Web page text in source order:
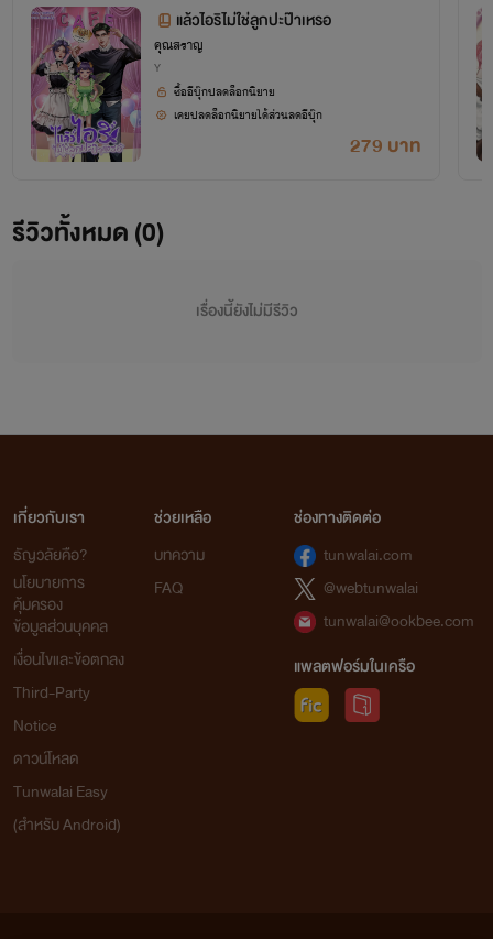
แล้วไอริไม่ใช่ลูกปะป๊าเหรอ
คุณสราญ
Y
279 บาท
ซื้ออีบุ๊กปลดล็อกนิยาย
เคยปลดล็อกนิยายได้ส่วนลดอีบุ๊ก
รีวิวทั้งหมด (0)
เรื่องนี้ยังไม่มีรีวิว
เกี่ยวกับเรา
ธัญวลัยคือ?
นโยบายการ
คุ้มครอง
ข้อมูลส่วนบุคคล
เงื่อนไขและข้อตกลง
Third-Party
Notice
ดาวน์โหลด
Tunwalai Easy
(สำหรับ Android)
ช่วยเหลือ
บทความ
FAQ
ช่องทางติดต่อ
tunwalai.com
@webtunwalai
tunwalai@ookbee.com
แพลตฟอร์มในเครือ